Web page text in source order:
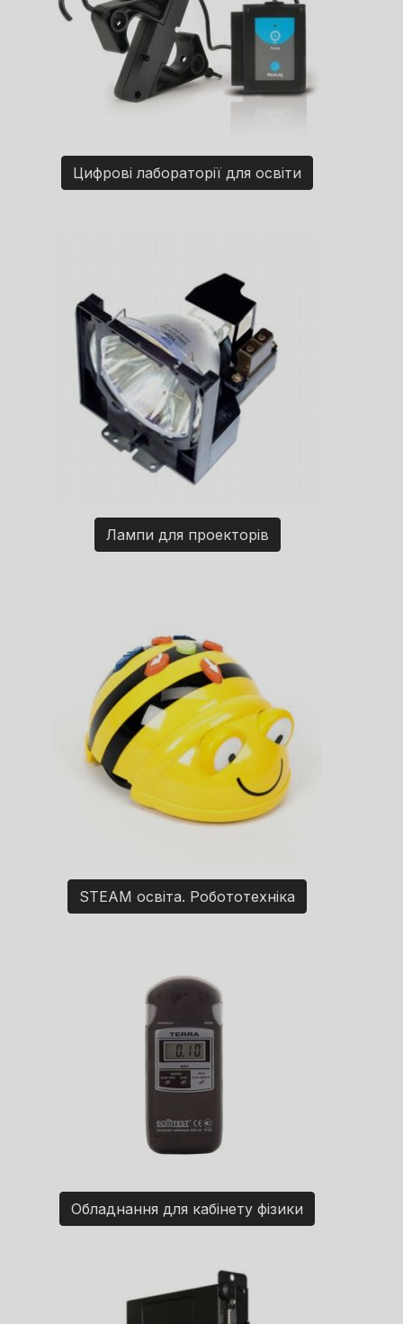
Цифрові лабораторії для освіти
Лампи для проекторів
STEAM освіта. Робототехніка
Обладнання для кабінету фізики